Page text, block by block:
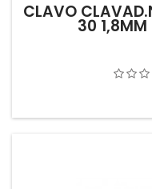
CLAVO
30 1,8MM